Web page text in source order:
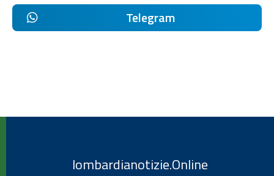
Telegram
lombardianotizie.Online